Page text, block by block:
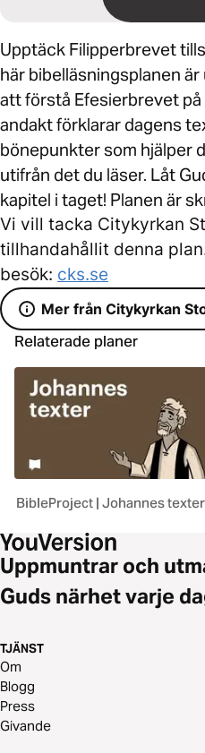
Upptäck Filipperbrevet
här bibelläsningsplanen
att förstå Efesierbrevet
andakt förklarar dagens
bönepunkter som hjälper
utifrån det du läser. Låt
kapitel i taget! Planen är
Vi vill tacka Citykyrkan
tillhandahållit denna
besök: cks.se
Mer från Citykyrkan
Relaterade planer
BibleProject | Johannes texter
Uppmuntrar och
Guds närhet varje
TJÄNST
Om
Blogg
Press
Givande